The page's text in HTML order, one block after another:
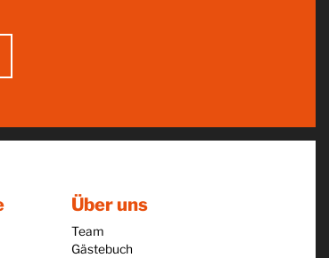
Über uns
Team
Gästebuch